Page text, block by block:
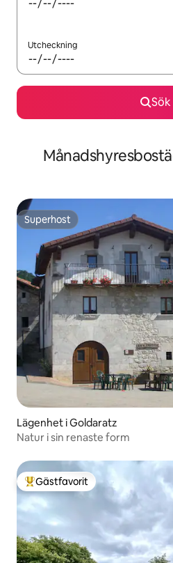
Utcheckning
Sök
Superhost
Superhost
Lägenhet i Goldaratz
Natur i sin renaste form
Populär gästfavorit
Gästfavorit